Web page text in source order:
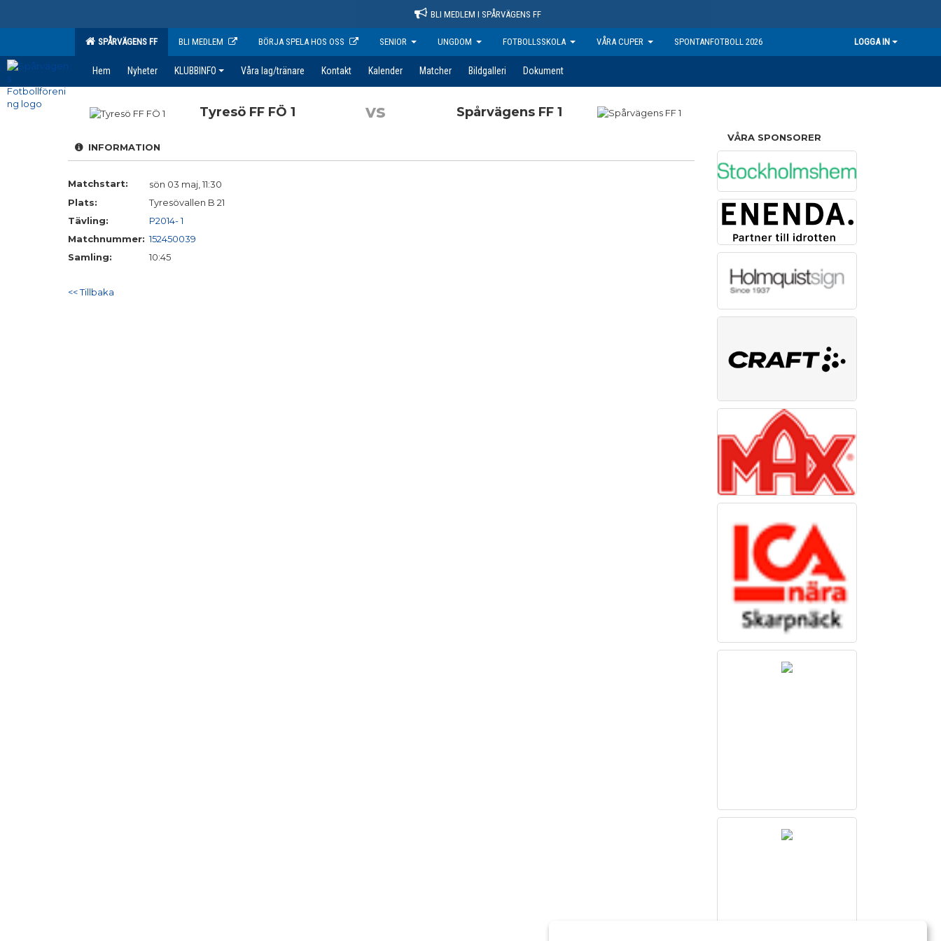
BLI MEDLEM I SPÅRVÄGENS FF
SPÅRVÄGENS FF BLI MEDLEM BÖRJA SPELA HOS OSS SENIOR UNGDOM FOTBOLLSSKOLA VÅRA CUPER SPONTANFOTBOLL 2026 LOGGA IN
Hem Nyheter KLUBBINFO Våra lag/tränare Kontakt Kalender Matcher Bildgalleri Dokument
Tyresö FF FÖ 1 vs Spårvägens FF 1
INFORMATION
Matchstart:
sön 03 maj, 11:30
Plats:
Tyresövallen B 21
Tävling:
P2014- 1
Matchnummer: 152450039
Samling:
10:45
<< Tillbaka
VÅRA SPONSORER